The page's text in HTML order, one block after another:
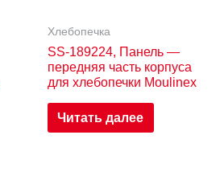
Хлебопечка
SS-189224, Панель —
передняя часть корпуса
для хлебопечки Moulinex
Читать далее